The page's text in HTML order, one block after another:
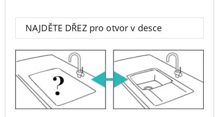
NAJDĚTE DŘEZ pro otvor v desce